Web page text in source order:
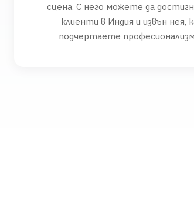
сцена. С него можете да
клиенти в Индия и извън нея,
подчертаете